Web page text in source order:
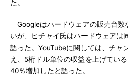
た。
Googleはハードウェアの販売台数
いが、ピチャイ氏はハードウェアは
語った。YouTubeに関しては、チャ
え、5桁ドル単位の収益を上げてい
40％増加したと語った。